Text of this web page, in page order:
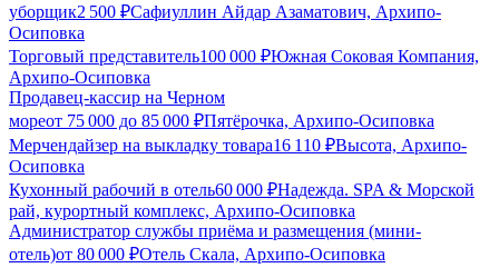
уборщик2 500 ₽Сафиуллин Айдар Азаматович, Архипо-
Осиповка
Торговый представитель100 000 ₽Южная Соковая Компания,
Архипо-Осиповка
Продавец-кассир на Черном
мореот 75 000 до 85 000 ₽Пятёрочка, Архипо-Осиповка
Мерчендайзер на выкладку товара16 110 ₽Высота, Архипо-
Осиповка
Кухонный рабочий в отель60 000 ₽Надежда. SPA & Морской
рай, курортный комплекс, Архипо-Осиповка
Администратор службы приёма и размещения (мини-
отель)от 80 000 ₽Отель Скала, Архипо-Осиповка